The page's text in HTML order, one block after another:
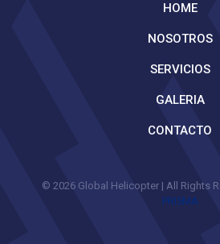
licenza
HOME
NOSOTROS
SERVICIOS
GALERIA
CONTACTO
© 2026 Global Helicopter | All Rights
PRI5MA